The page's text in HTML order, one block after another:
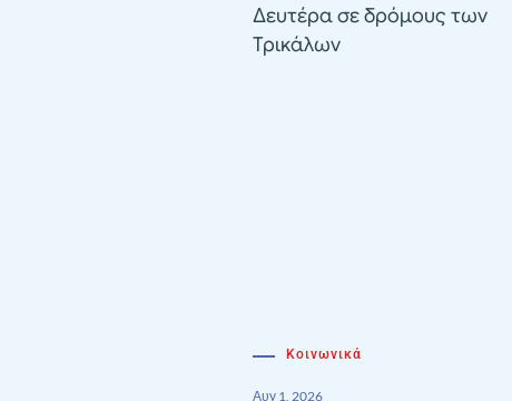
Δευτέρα σε δρόμους των
Τρικάλων
Κοινωνικά
Αυγ 1, 2026